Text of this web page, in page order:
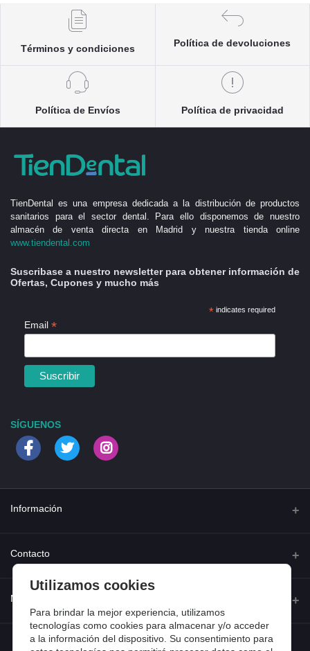
Términos y condiciones
Política de devoluciones
Política de Envíos Política de privacidad
TienDental es una empresa dedicada a la distribución de productos
sanitarios para el sector dental. Para ello disponemos de nuestro
almacén de venta directa en Madrid y nuestra tienda online
www.tiendental.com
Suscribase a nuestro newsletter para obtener información de
Ofertas, Cupones y mucho más
*indicates required
Email *
SÍGUENOS
Información
Quienes somos
Preguntas frecuentes
Contacto
Calle Ferraz 42, Madrid
Teléfono
Mi cuenta
Iniciar sesión
Utilizamos cookies
Para brindar la mejor experiencia, utilizamos
tecnologías como cookies para almacenar y/o acceder
a la información del dispositivo. Su consentimiento para